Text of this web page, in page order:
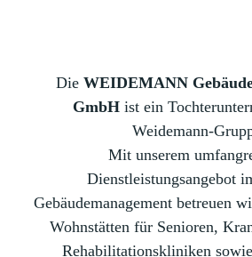
Die WEIDEMANN
GmbH ist ein
Weidemann-
Mit unserem
Dienstleistungsangebot
Gebäudemanagement betreuen
Wohnstätten für Senioren,
Rehabilitationskliniken